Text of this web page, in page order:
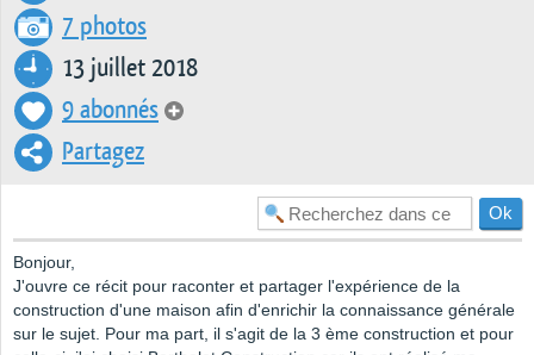
7 photos
13 juillet 2018
9 abonnés
Partagez
Bonjour,
J'ouvre ce récit pour raconter et partager l'expérience de la
construction d'une maison afin d'enrichir la connaissance générale
sur le sujet. Pour ma part, il s'agit de la 3 ème construction et pour